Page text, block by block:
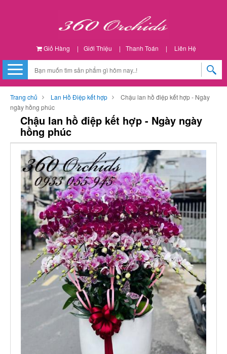
Giỏ Hàng | Giới Thiệu | Thanh Toán | Liên Hệ
Trang chủ Lan Hồ Điệp kết hợp
Chậu lan hồ điệp kết hợp - Ngày
ngày hồng phúc
Chậu lan hồ điệp kết hợp - Ngày ngày
hồng phúc